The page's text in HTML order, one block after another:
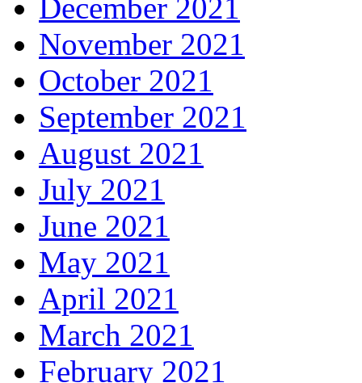
December 2021
November 2021
October 2021
September 2021
August 2021
July 2021
June 2021
May 2021
April 2021
March 2021
February 2021